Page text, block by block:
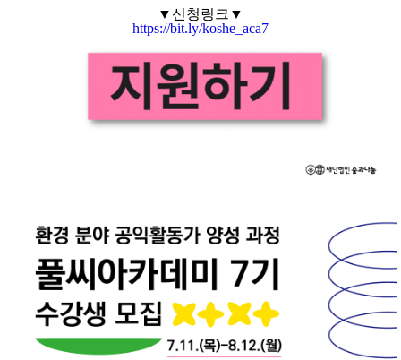
▼신청링크▼
https://bit.ly/koshe_aca7